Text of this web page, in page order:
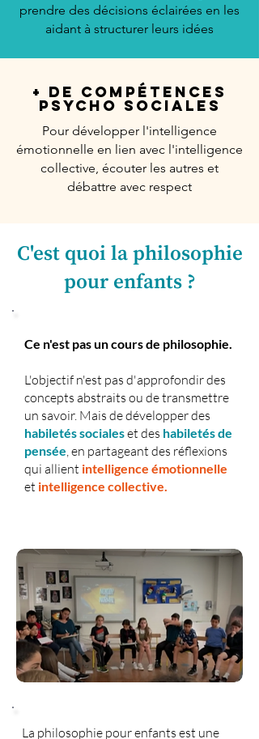
prendre des décisions éclairées en les
aidant à structurer leurs idées
+ de Compétences
Psycho Sociales
Pour développer l'intelligence
émotionnelle en lien avec l'intelligence
collective, écouter les autres et
débattre avec respect
C'est quoi la philosophie
pour enfants ?
Ce n'est pas un cours de philosophie.
L'objectif n'est pas d'approfondir des
concepts abstraits ou de transmettre
un savoir. Mais dedévelopperdes
habiletés socialeset des habiletés de
pensée, en partageant des réflexions
qui allient intelligence émotionnelle
et intelligence collective.
La philosophie pour enfants est une